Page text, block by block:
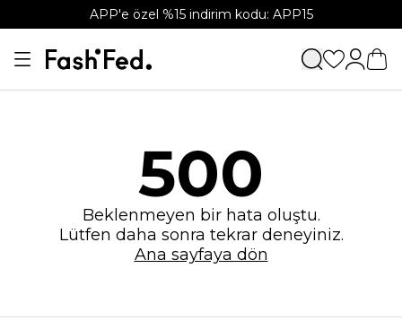
APP'e özel %15 indirim kodu: APP15
500
Beklenmeyen bir hata oluştu.
Lütfen daha sonra tekrar deneyiniz.
Ana sayfaya dön